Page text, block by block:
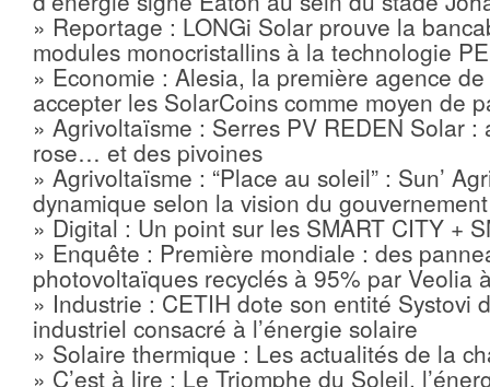
» Reportage : LONGi Solar prouve la
modules monocristallins à la technologie
» Economie : Alesia, la première agence
accepter les SolarCoins comme moyen de
» Agrivoltaïsme : Serres PV REDEN Solar :
rose… et des pivoines
» Agrivoltaïsme : “Place au soleil” : Sun’
dynamique selon la vision du gouvernement
» Digital : Un point sur les SMART CITY +
» Enquête : Première mondiale : des
photovoltaïques recyclés à 95% par Veolia
» Industrie : CETIH dote son entité Systovi
industriel consacré à l’énergie solaire
» Solaire thermique : Les actualités de la
» C’est à lire : Le Triomphe du Soleil,